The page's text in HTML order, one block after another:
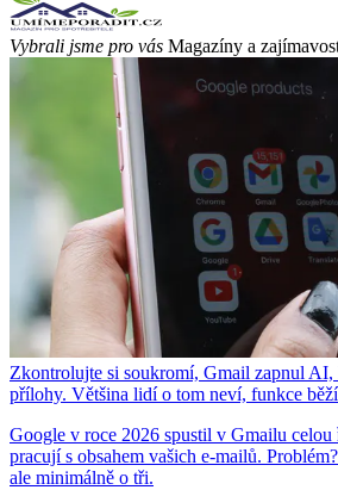
Vybrali jsme pro vás Magazíny a
Zkontrolujte si soukromí, Gmail zapnul AI,
přílohy. Většina lidí o tom neví, funkce
Google v roce 2026 spustil v Gmailu
pracují s obsahem vašich e-mailů.
ale minimálně o tři.